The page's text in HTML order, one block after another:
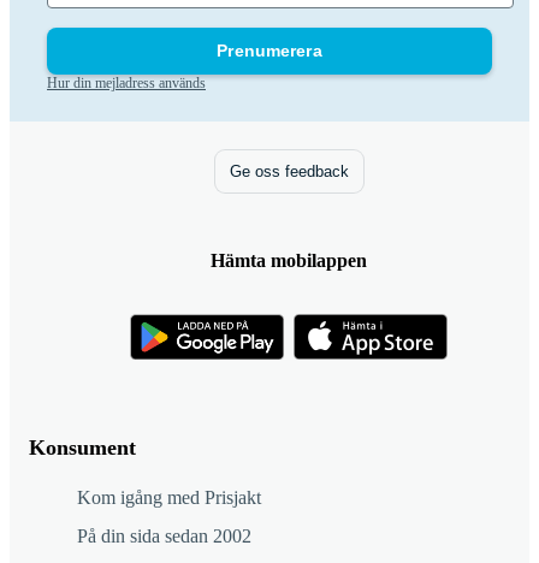
Prenumerera
Hur din mejladress används
Konsument
Kom igång med Prisjakt
På din sida sedan 2002
Ge oss feedback
Hämta mobilappen